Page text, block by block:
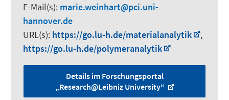
E-Mail(s): marie.weinhart
pci.uni-
hannover.de
URL(s): https://go.lu-h.de/materialanalytik
,
https://go.lu-h.de/polymeranalytik
Details im Forschungsportal
„Research@Leibniz University“